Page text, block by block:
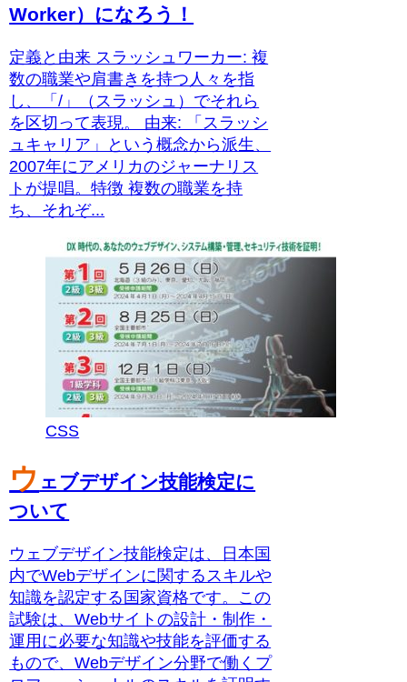
Worker）になろう！
定義と由来 スラッシュワーカー: 複
数の職業や肩書きを持つ人々を指
し、「/」（スラッシュ）でそれら
を区切って表現。 由来: 「スラッシ
ュキャリア」という概念から派生、
2007年にアメリカのジャーナリス
トが提唱。特徴 複数の職業を持
ち、それぞ...
CSS
ウ ェブデザイン技能検定に
ついて
ウェブデザイン技能検定は、日本国
内でWebデザインに関するスキルや
知識を認定する国家資格です。この
試験は、Webサイトの設計・制作・
運用に必要な知識や技能を評価する
もので、Webデザイン分野で働くプ